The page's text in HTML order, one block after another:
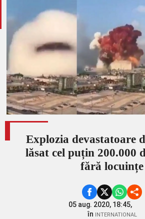
Explozia devastatoare
lăsat cel puțin 200.000
fără locuințe
05 aug. 2020, 18:45,
în
INTERNATIONAL